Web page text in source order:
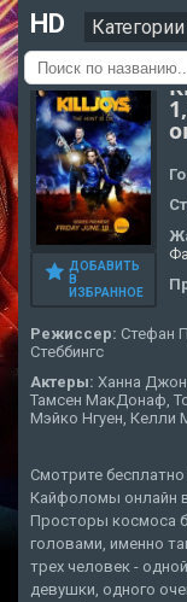
HD Категории
ДОБАВИТЬ
В
ИЗБРАННОЕ
Режиссер: Стефан
Стеббингс
Актеры: Ханна
Тамсен МакДонаф,
Мэйко Нгуен, Келли
Смотрите
Кайфоломы онлайн
Просторы космоса
головами, именно
трех человек -
девушки, одного